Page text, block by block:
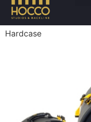
Accueil/Batteries
Hardcase